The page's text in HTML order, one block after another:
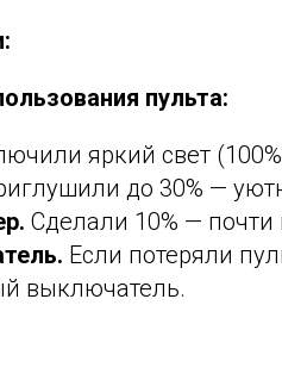
пульта:
яркий свет
до 30% —
Сделали 10% — почти
Если потеряли
выключатель.